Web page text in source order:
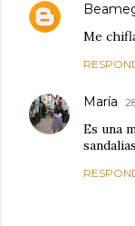
Me
María
Es una